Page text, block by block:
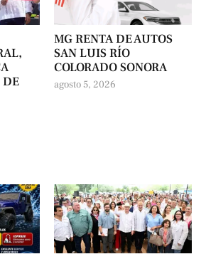
DE
MG RENTA DE AUTOS
SAN LUIS RÍO
COLORADO SONORA
agosto 5, 2026